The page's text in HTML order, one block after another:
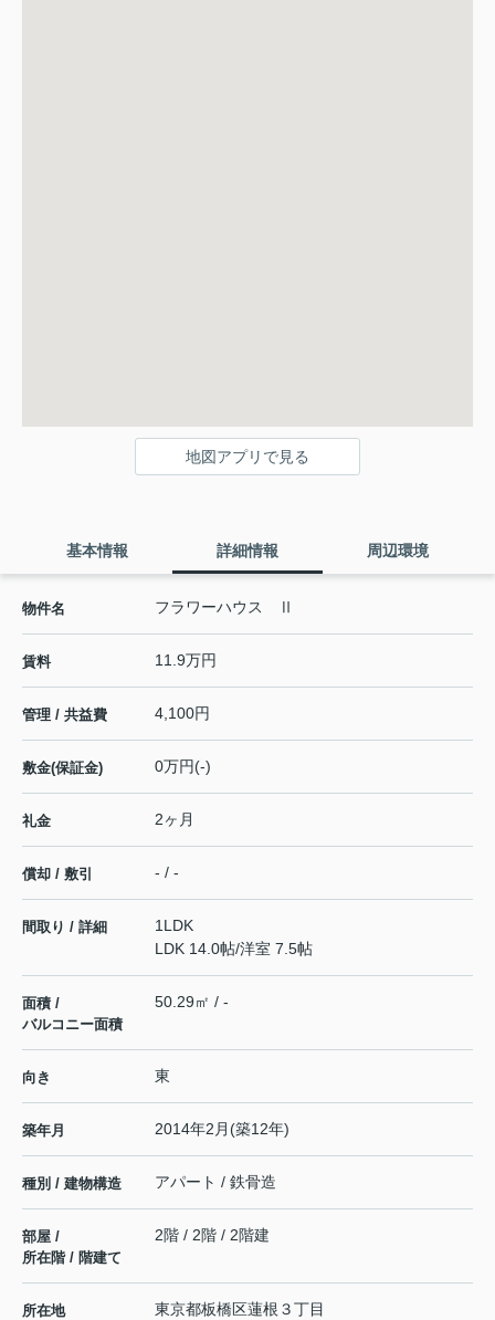
地図アプリで見る
基本情報 詳細情報 周辺環境
物件名 フラワーハウス Ⅱ
賃料 11.9万円
管理 / 共益費 4,100円
敷金(保証金) 0万円(-)
礼金 2ヶ月
償却 / 敷引 - / -
間取り / 詳細
1LDK
LDK 14.0帖/洋室 7.5帖
面積 /
バルコニー面積
50.29㎡ / -
向き 東
築年月 2014年2月(築12年)
種別 / 建物構造 アパート / 鉄骨造
部屋 /
所在階 / 階建て
2階 / 2階 / 2階建
所在地 東京都板橋区蓮根 ３丁目